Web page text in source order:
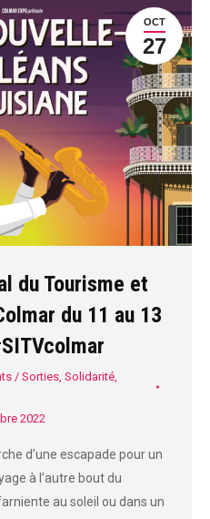
OCT
27
du Tourisme et
du 11 au 13
/ Sorties, Solidarité,
2022
d’une escapade pour un
à l’autre bout du
au soleil ou dans un